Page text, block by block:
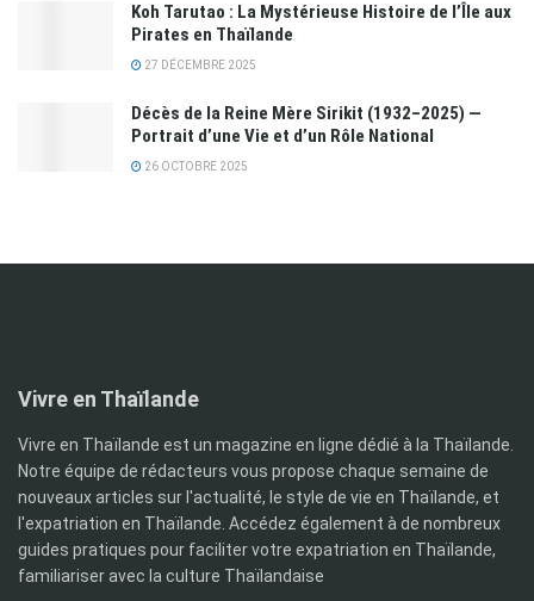
Koh Tarutao : La Mystérieuse Histoire de l’Île aux
Pirates en Thaïlande
27 DÉCEMBRE 2025
Décès de la Reine Mère Sirikit (1932–2025) —
Portrait d’une Vie et d’un Rôle National
26 OCTOBRE 2025
Vivre en Thaïlande
Vivre en Thaïlande est un magazine en ligne dédié à la Thaïlande.
Notre équipe de rédacteurs vous propose chaque semaine de
nouveaux articles sur l'actualité, le style de vie en Thaïlande, et
l'expatriation en Thaïlande. Accédez également à de nombreux
guides pratiques pour faciliter votre expatriation en Thaïlande,
familiariser avec la culture Thaïlandaise